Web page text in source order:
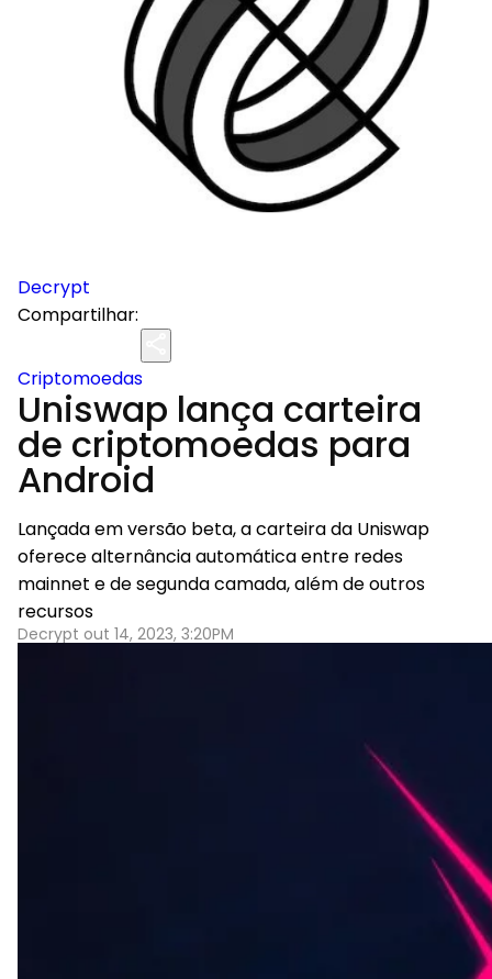
Decrypt
Compartilhar:
Criptomoedas
Uniswap lança carteira
de criptomoedas para
Android
Lançada em versão beta, a carteira da Uniswap
oferece alternância automática entre redes
mainnet e de segunda camada, além de outros
recursos
Decrypt out 14, 2023, 3:20PM